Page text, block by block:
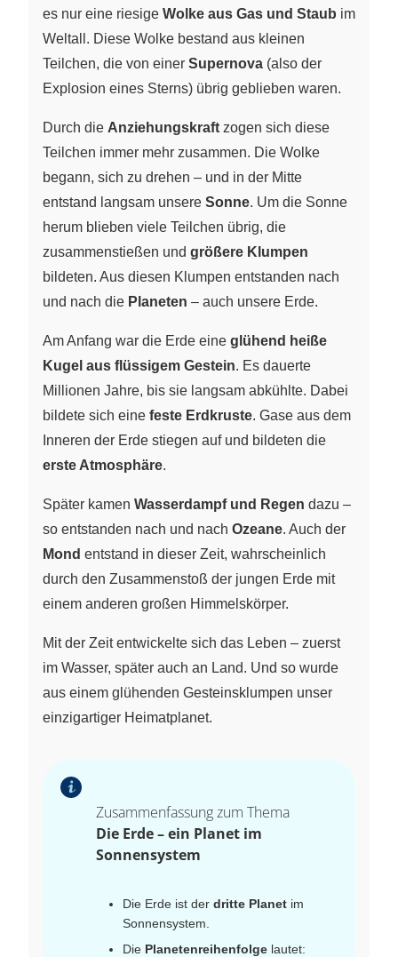
es nur eine riesige Wolke aus Gas und Staub im
Weltall. Diese Wolke bestand aus kleinen
Teilchen, die von einer Supernova (also der
Explosion eines Sterns) übrig geblieben waren.
Durch die Anziehungskraft zogen sich diese
Teilchen immer mehr zusammen. Die Wolke
begann, sich zu drehen – und in der Mitte
entstand langsam unsere Sonne. Um die Sonne
herum blieben viele Teilchen übrig, die
zusammenstießen und größere Klumpen
bildeten. Aus diesen Klumpen entstanden nach
und nach die Planeten – auch unsere Erde.
Am Anfang war die Erde eine glühend heiße
Kugel aus flüssigem Gestein. Es dauerte
Millionen Jahre, bis sie langsam abkühlte. Dabei
bildete sich eine feste Erdkruste. Gase aus dem
Inneren der Erde stiegen auf und bildeten die
erste Atmosphäre.
Später kamen Wasserdampf und Regen dazu –
so entstanden nach und nach Ozeane. Auch der
Mond entstand in dieser Zeit, wahrscheinlich
durch den Zusammenstoß der jungen Erde mit
einem anderen großen Himmelskörper.
Mit der Zeit entwickelte sich das Leben – zuerst
im Wasser, später auch an Land. Und so wurde
aus einem glühenden Gesteinsklumpen unser
einzigartiger Heimatplanet.
Zusammenfassung zum Thema
Die Erde – ein Planet im
Sonnensystem
Die Erde ist der dritte Planet im
Sonnensystem.
Die Planetenreihenfolge lautet: